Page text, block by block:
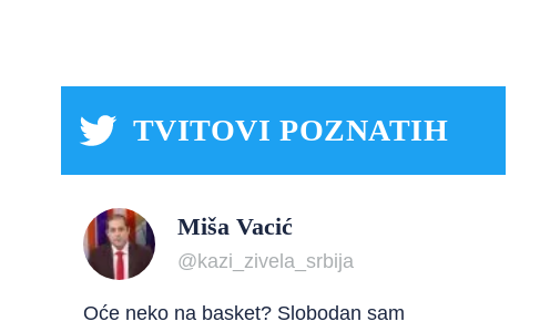
TVITOVI POZNATIH
Miša Vacić
@kazi_zivela_srbija
Oće neko na basket? Slobodan sam